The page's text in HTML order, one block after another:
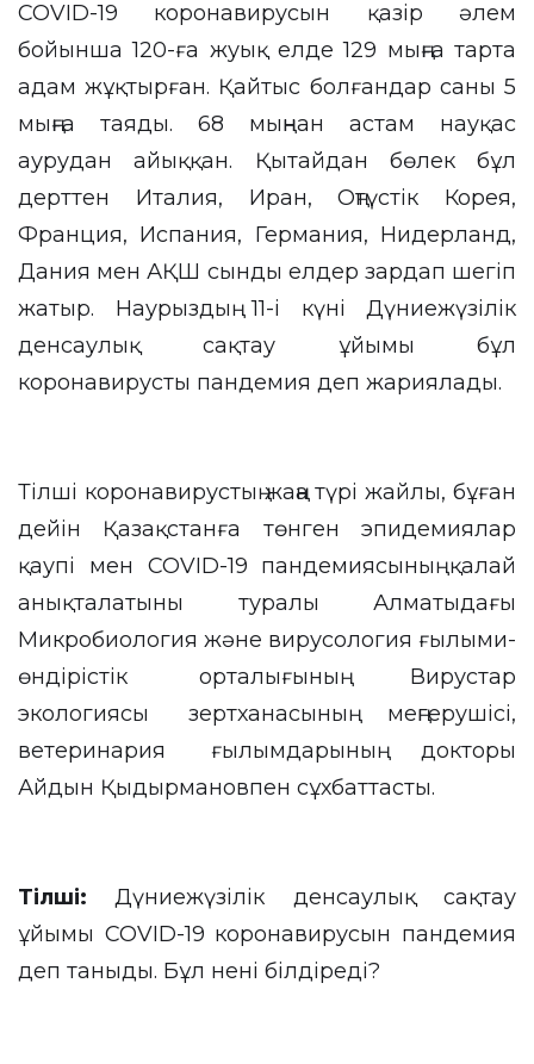
COVID-19 коронавирусын қазір әлем
бойынша 120-ға жуық елде 129 мыңға тарта
адам жұқтырған. Қайтыс болғандар саны 5
мыңға таяды. 68 мыңнан астам науқас
аурудан айыққан. Қытайдан бөлек бұл
дерттен Италия, Иран, Оңтүстік Корея,
Франция, Испания, Германия, Нидерланд,
Дания мен АҚШ сынды елдер зардап шегіп
жатыр. Наурыздың 11-і күні Дүниежүзілік
денсаулық сақтау ұйымы бұл
коронавирусты пандемия деп жариялады.
Тілші коронавирустың жаңа түрі жайлы, бұған
дейін Қазақстанға төнген эпидемиялар
қаупі мен COVID-19 пандемиясының қалай
анықталатыны туралы Алматыдағы
Микробиология және вирусология ғылыми-
өндірістік орталығының Вирустар
экологиясы зертханасының меңгерушісі,
ветеринария ғылымдарының докторы
Айдын Қыдырмановпен сұхбаттасты.
Тілші: Дүниежүзілік денсаулық сақтау
ұйымы COVID-19 коронавирусын пандемия
деп таныды. Бұл нені білдіреді?